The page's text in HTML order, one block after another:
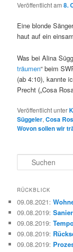
Veröffentlicht am8.
Eine blonde
haut auf ein
Was bei Alina
träumen“ beim
(ab 4:10), kannte
Precht („Cosa
Veröffentlicht unter
Süggeler,Cosa
Wovon sollen wir
u
h
n
RÜCKBLICK
09.08.2021:
09.08.2019:
09.08.2019:
09.08.2019:
09.08.2019: